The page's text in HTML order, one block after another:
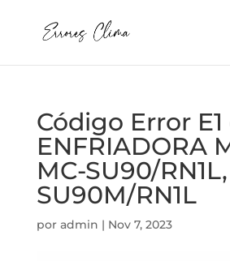
Código Error E1
ENFRIADORA
MC-SU90/
SU90M/RN1L
por admin | Nov 7, 2023